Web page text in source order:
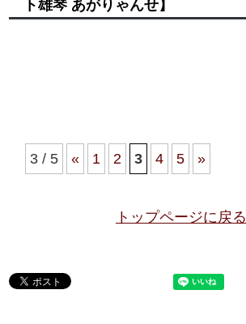
ト雄琴 あがりゃんせ】
3 / 5 « 1 2 3 4 5 »
トップページに戻る